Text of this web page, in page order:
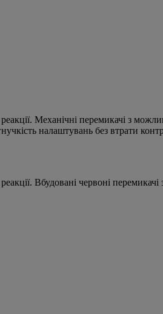
Механічні перемикачі з
налаштувань без втрати
Вбудовані червоні перемикачі